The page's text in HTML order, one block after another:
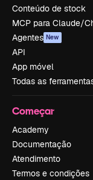
Conteúdo de stock
MCP para Claude/
Agentes New
API
App móvel
Todas as
Começar
Academy
Documentação
Atendimento
Termos e condições